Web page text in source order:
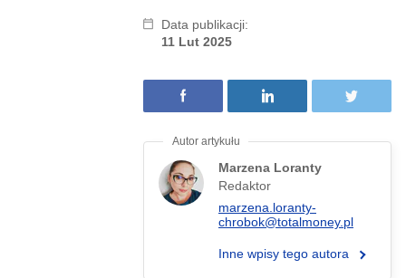
Data publikacji:
11 Lut 2025
Marzena Loranty
Redaktor
marzena.loranty-
chrobok@totalmoney.pl
Inne wpisy tego autora